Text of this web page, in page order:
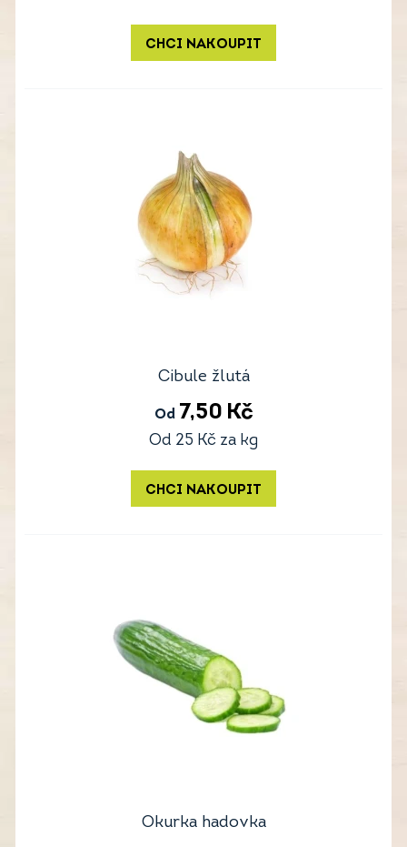
CHCI NAKOUPIT
Cibule žlutá
Od 7,50 Kč
Od 25 Kč za kg
CHCI NAKOUPIT
Okurka hadovka